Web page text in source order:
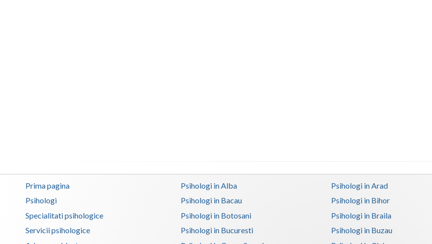
Prima pagina
Psihologi
Specialitati psihologice
Servicii psihologice
Psihologi in Alba Psihologi in Arad
Psihologi in Bacau
Psihologi in Bihor
Psihologi in Botosani
Psihologi in Braila
Psihologi in Bucuresti
Psihologi in Buzau